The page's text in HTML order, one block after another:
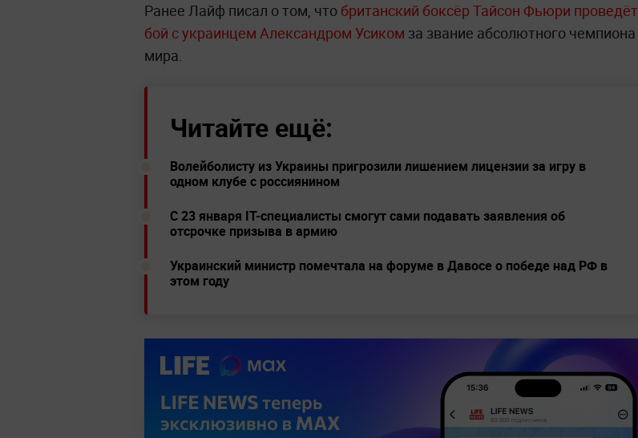
Ранее Лайф писал о том, что британский боксёр Тайсон Фьюри проведёт
бой с украинцем Александром Усиком за звание абсолютного чемпиона
мира.
Читайте ещё:
Волейболисту из Украины пригрозили лишением лицензии за игру в
одном клубе с россиянином
С 23 января IT-специалисты смогут сами подавать заявления об
отсрочке призыва в армию
Украинский министр помечтала на форуме в Давосе о победе над РФ в
этом году